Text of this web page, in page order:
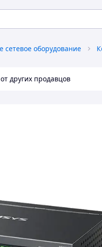
сетевое оборудование
других продавцов